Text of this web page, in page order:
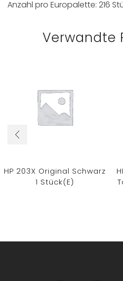
Anzahl pro Europalette: 216
Verwandte
HP 203X Original Schwarz
1 Stück(e)